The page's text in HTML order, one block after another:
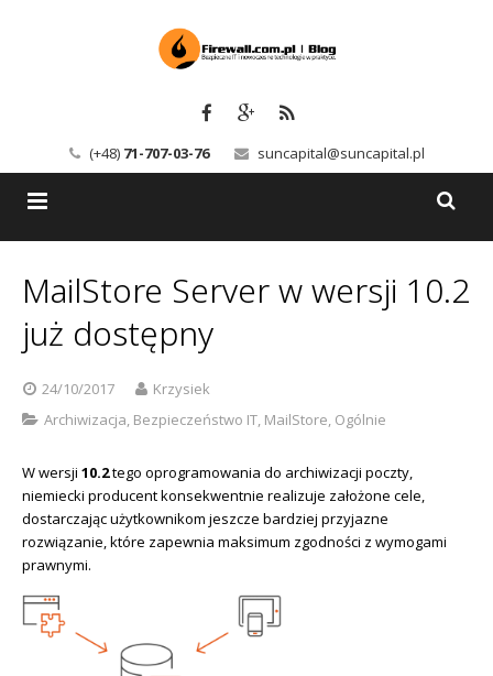
(+48) 71-707-03-76 suncapital@suncapital.pl
Kerio
Serwery pocztowe
Sophos
Usługi
Szkolenia
Kontakt
Polityka prywatności
MailStore Server w wersji 10.2
już dostępny
24/10/2017
Krzysiek
Archiwizacja, Bezpieczeństwo IT, MailStore, Ogólnie
W wersji 10.2tego oprogramowania do archiwizacji poczty,
niemiecki producent konsekwentnie realizuje założone cele,
dostarczając użytkownikom jeszcze bardziej przyjazne
rozwiązanie, które zapewnia maksimum zgodności z wymogami
prawnymi.